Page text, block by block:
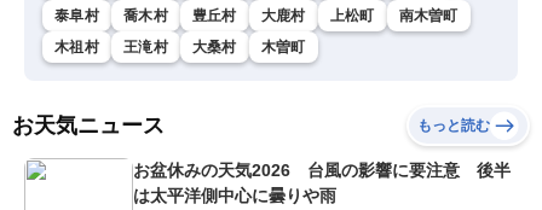
泰阜村
喬木村 豊丘村 大鹿村 上松町
南木曽町
木祖村
王滝村 大桑村 木曽町
お天気ニュース もっと読む
お盆休みの天気2026 台風の影響に要注意 後半
は太平洋側中心に曇りや雨